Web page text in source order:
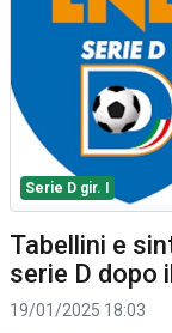
Serie D gir. I
Tabellini e
serie D dopo
19/01/2025 18:03